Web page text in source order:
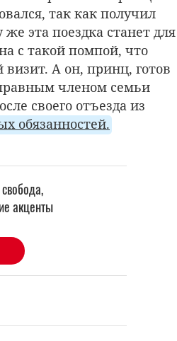
так как получил
эта поездка станет для
с такой помпой, что
А он, принц, готов
членом семьи
своего отъезда из
обязанностей.